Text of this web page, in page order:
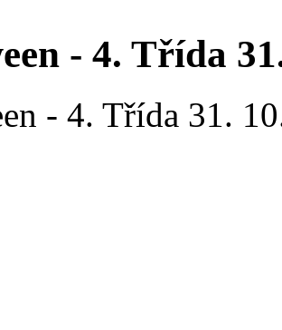
- 4. Třída
- 4. Třída 31.